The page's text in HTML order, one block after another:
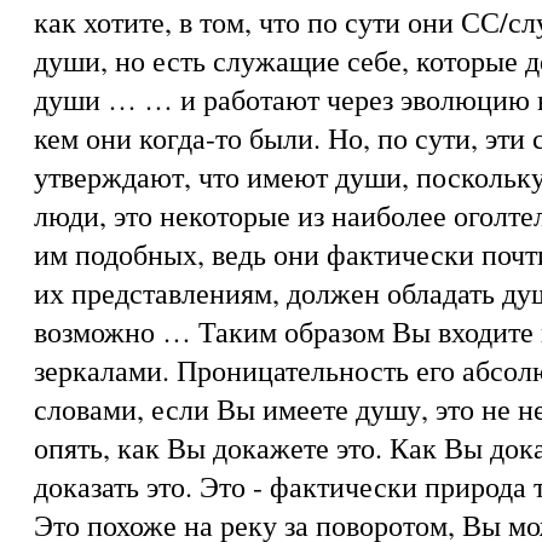
как хотите, в том, что по сути они СС/
души, но есть служащие себе, которые
души … … и работают через эволюцию
кем они когда-то были. Но, по сути, эти
утверждают, что имеют души,
люди, это некоторые из наиболее
им подобных, ведь они фактически
их представлениям, должен обладать
возможно … Таким образом Вы входите
зеркалами. Проницательность его
словами, если Вы имеете душу, это не
опять, как Вы докажете это. Как Вы
доказать это. Это - фактически
Это похоже на реку за поворотом, Вы